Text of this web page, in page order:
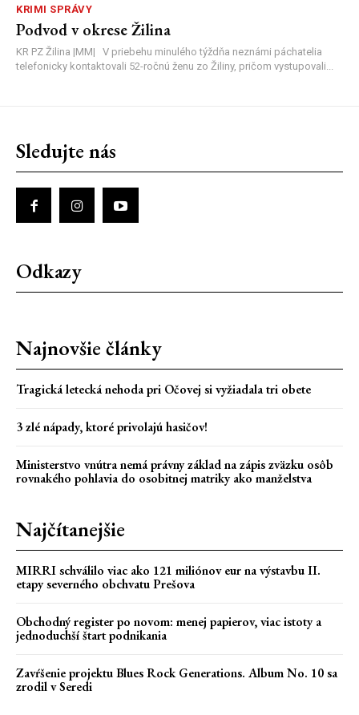
KRIMI SPRÁVY
Podvod v okrese Žilina
KR PZ Žilina |MM| V priebehu minulého týždňa neznámi páchatelia
telefonicky kontaktovali 52-ročnú ženu zo Žiliny, pričom vystupovali...
Sledujte nás
Odkazy
Najnovšie články
Tragická letecká nehoda pri Očovej si vyžiadala tri obete
3 zlé nápady, ktoré privolajú hasičov!
Ministerstvo vnútra nemá právny základ na zápis zväzku osôb
rovnakého pohlavia do osobitnej matriky ako manželstva
Najčítanejšie
MIRRI schválilo viac ako 121 miliónov eur na výstavbu II.
etapy severného obchvatu Prešova
Obchodný register po novom: menej papierov, viac istoty a
jednoduchší štart podnikania
Zavŕšenie projektu Blues Rock Generations. Album No. 10 sa
zrodil v Seredi